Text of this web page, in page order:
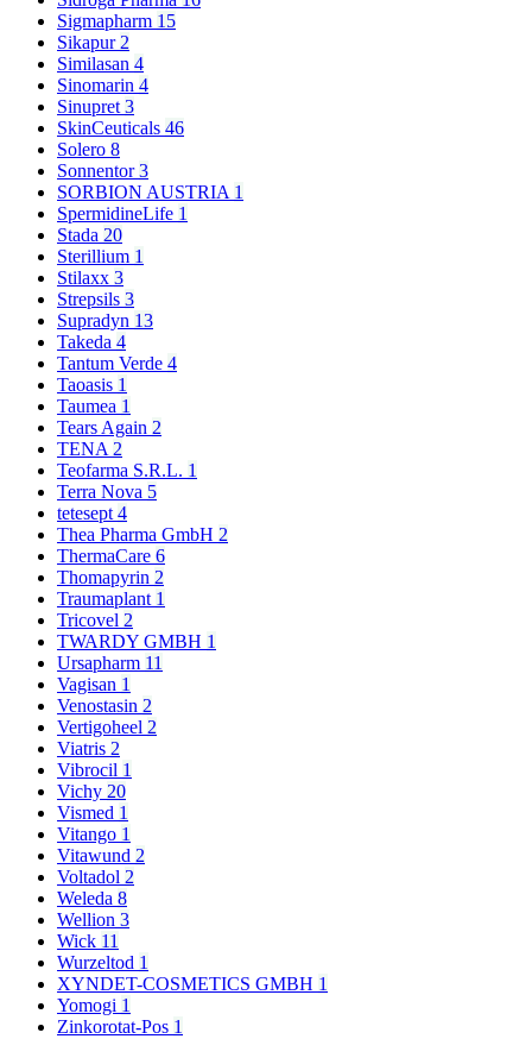
Sigmapharm 15
Sikapur 2
Similasan 4
Sinomarin 4
Sinupret 3
SkinCeuticals 46
Solero 8
Sonnentor3
SORBION AUSTRIA 1
SpermidineLife 1
Stada 20
Sterillium 1
Stilaxx 3
Strepsils 3
Supradyn 13
Takeda 4
Tantum Verde 4
Taoasis 1
Taumea 1
Tears Again 2
TENA 2
Teofarma S.R.L. 1
Terra Nova 5
tetesept 4
Thea Pharma GmbH 2
ThermaCare 6
Thomapyrin 2
Traumaplant 1
Tricovel 2
TWARDY GMBH 1
Ursapharm 11
Vagisan 1
Venostasin 2
Vertigoheel 2
Viatris 2
Vibrocil 1
Vichy 20
Vismed 1
Vitango 1
Vitawund 2
Voltadol 2
Weleda 8
Wellion 3
Wick 11
Wurzeltod 1
XYNDET-COSMETICS GMBH 1
Yomogi 1
Zinkorotat-Pos 1